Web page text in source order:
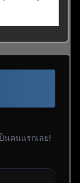
นคนแรกเลย!